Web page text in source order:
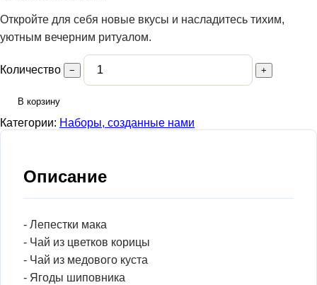
Откройте для себя новые вкусы и насладитесь тихим,
уютным вечерним ритуалом.
Количество − +
В корзину
Категории: Наборы, созданные нами
Описание
- Лепестки мака
- Чай из цветков корицы
- Чай из медового куста
- Ягоды шиповника